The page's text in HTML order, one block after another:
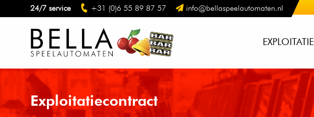
24/7 service +31 (0)6 55 89 87 57 info@bellaspeelautomaten.nl
EXPLOITATIE
Exploitatiecontract